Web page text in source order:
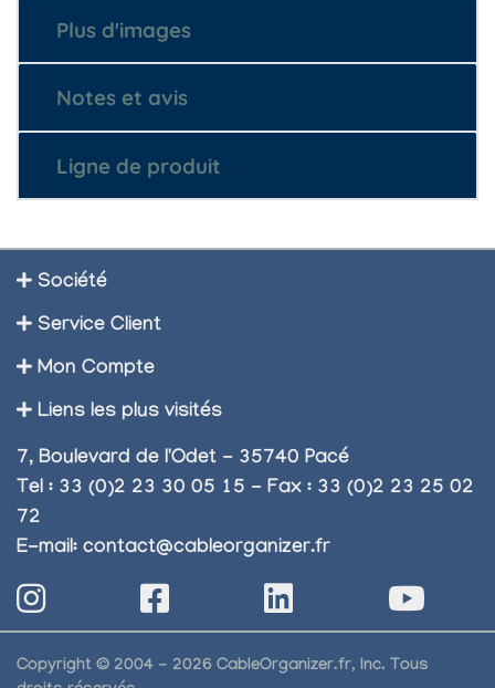
Plus d'images
Notes et avis
Ligne de produit
Société
Service Client
Mon Compte
Liens les plus visités
7, Boulevard de l'Odet - 35740 Pacé
Tel : 33 (0)2 23 30 05 15 - Fax : 33 (0)2 23 25 02
72
E-mail: contact@cableorganizer.fr
Copyright © 2004 - 2026 CableOrganizer.fr, Inc. Tous